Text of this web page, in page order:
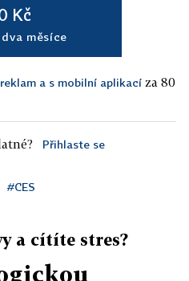
Kč
měsíce
a s mobilní aplikací za 80
Přihlaste se
#CES
a cítíte stres?